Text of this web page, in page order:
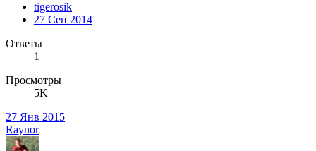
tigerosik
27 Сен 2014
Ответы
1
Просмотры
5K
27 Янв 2015
Raynor